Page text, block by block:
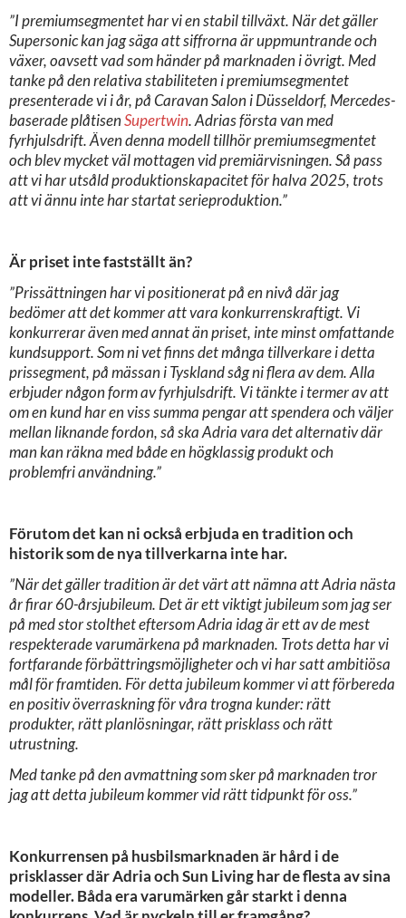
”I premiumsegmentet har vi en stabil tillväxt. När det gäller
Supersonic kan jag säga att siffrorna är uppmuntrande och
växer, oavsett vad som händer på marknaden i övrigt. Med
tanke på den relativa stabiliteten i premiumsegmentet
presenterade vi i år, på Caravan Salon i Düsseldorf, Mercedes-
baserade plåtisenSupertwin. Adrias första van med
fyrhjulsdrift. Även denna modell tillhör premiumsegmentet
och blev mycket väl mottagen vid premiärvisningen. Så pass
att vi har utsåld produktionskapacitet för halva 2025, trots
att vi ännu inte har startat serieproduktion.”
Är priset inte fastställt än?
”Prissättningen har vi positionerat på en nivå där jag
bedömer att det kommer att vara konkurrenskraftigt. Vi
konkurrerar även med annat än priset, inte minst omfattande
kundsupport. Som ni vet finns det många tillverkare i detta
prissegment, på mässan i Tyskland såg ni flera av dem. Alla
erbjuder någon form av fyrhjulsdrift. Vi tänkte i termer av att
om en kund har en viss summa pengar att spendera och väljer
mellan liknande fordon, så ska Adria vara det alternativ där
man kan räkna med både en högklassig produkt och
problemfri användning.”
Förutom det kan ni också erbjuda en tradition och
historik som de nya tillverkarna inte har.
”När det gäller tradition är det värt att nämna att Adria nästa
år firar 60-årsjubileum. Det är ett viktigt jubileum som jag ser
på med stor stolthet eftersom Adria idag är ett av de mest
respekterade varumärkena på marknaden. Trots detta har vi
fortfarande förbättringsmöjligheter och vi har satt ambitiösa
mål för framtiden. För detta jubileum kommer vi att förbereda
en positiv överraskning för våra trogna kunder: rätt
produkter, rätt planlösningar, rätt prisklass och rätt
utrustning.
Med tanke på den avmattning som sker på marknaden tror
jag att detta jubileum kommer vid rätt tidpunkt för oss.”
Konkurrensen på husbilsmarknaden är hård i de
prisklasser där Adria och Sun Living har de flesta av sina
modeller. Båda era varumärken går starkt i denna